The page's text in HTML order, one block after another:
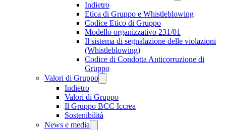
Indietro
Etica di Gruppo e Whistleblowing
Codice Etico di Gruppo
Modello organizzativo 231/01
Il sistema di segnalazione delle violazioni
(Whistleblowing)
Codice di Condotta Anticorruzione di
Gruppo
Valori di Gruppo
Indietro
Valori di Gruppo
Il Gruppo BCC Iccrea
Sostenibilità
News e media